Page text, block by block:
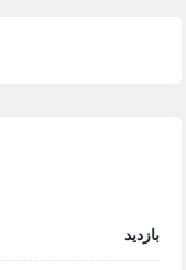
بازدید